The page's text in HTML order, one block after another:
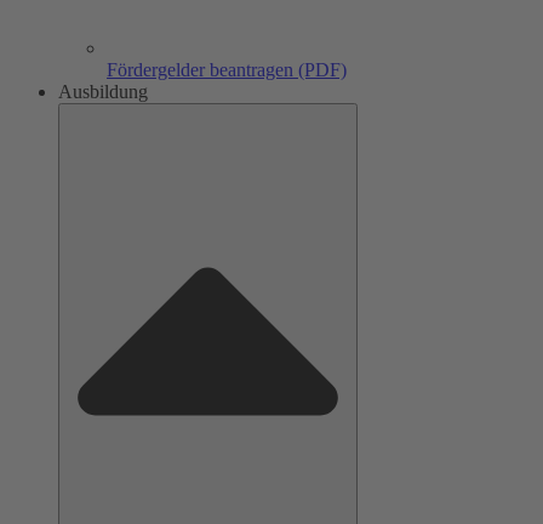
Fördergelder beantragen (PDF)
Ausbildung